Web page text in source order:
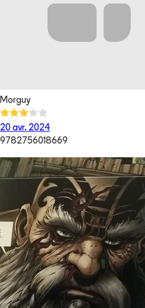
Morguy
20 avr. 2024
9782756018669